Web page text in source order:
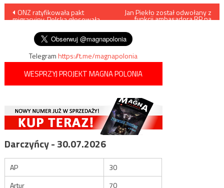
Nawigacja
wpisu
ONZ ratyfikowała pakt
migracyjny. Polska głosowała
Jan Piekło został odwołany z
funkcji ambasadora RP na
Telegramhttps://t.me/magnapolonia
WESPRZYJ PROJEKT MAGNA POLONIA
Darczyńcy - 30.07.2026
AP
30
Artur
70